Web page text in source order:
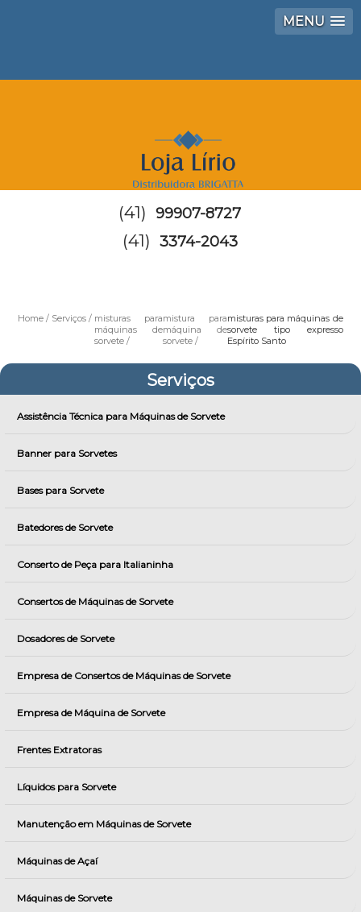
MENU
(41) 99907-8727
(41) 3374-2043
Home Serviços
misturas para
máquinas de
sorvete
mistura para
máquina de
sorvete
misturas para máquinas de
sorvete tipo expresso
Espírito Santo
Serviços
Assistência Técnica para Máquinas de Sorvete
Banner para Sorvetes
Bases para Sorvete
Batedores de Sorvete
Conserto de Peça para Italianinha
Consertos de Máquinas de Sorvete
Dosadores de Sorvete
Empresa de Consertos de Máquinas de Sorvete
Empresa de Máquina de Sorvete
Frentes Extratoras
Líquidos para Sorvete
Manutenção em Máquinas de Sorvete
Máquinas de Açaí
Máquinas de Sorvete